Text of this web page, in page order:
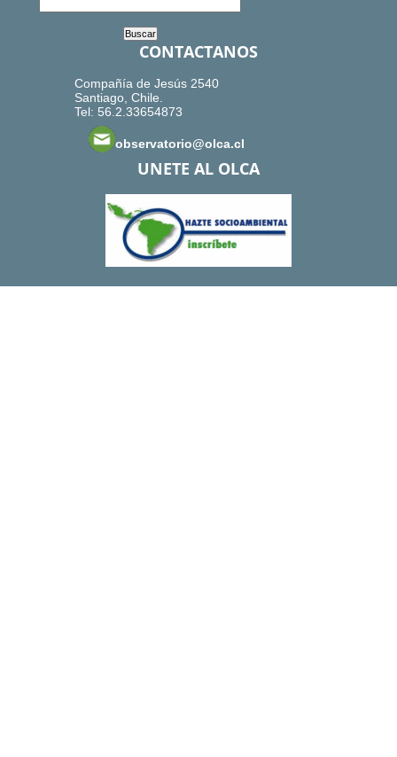
CONTACTANOS
Compañía de Jesús 2540
Santiago, Chile.
Tel: 56.2.33654873
observatorio@olca.cl
UNETE AL OLCA